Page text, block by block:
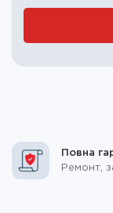
Повна
Ремонт,